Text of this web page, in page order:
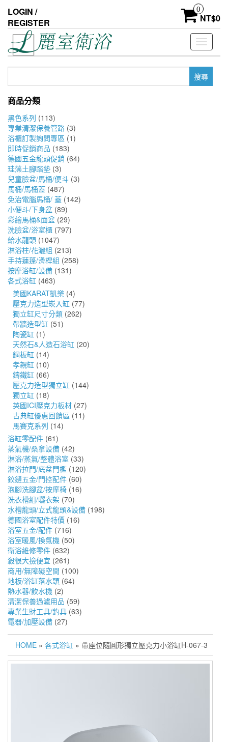
the
content
LOGIN /
REGISTER
0
NT$0
Toggle
鍵
商品分類
黑色系列 (113)
專業清潔保養管路 (3)
浴櫃訂製詢問專區 (1)
即時促銷商品 (183)
德國五金龍頭促銷 (64)
珪藻土腳踏墊 (3)
兒童臉盆/馬桶/便斗 (3)
馬桶/馬桶蓋 (487)
免治電腦馬桶/ 蓋 (142)
小便斗/下身盆 (89)
彩繪馬桶&面盆 (29)
洗臉盆/浴室櫃 (797)
給水龍頭 (1047)
淋浴柱/花灑組 (213)
手持蓮蓬/滑桿組 (258)
按摩浴缸/設備 (131)
各式浴缸 (463)
美國KARAT凱樂 (4)
壓克力造型崁入缸 (77)
獨立缸尺寸分類 (262)
帶牆造型缸 (51)
陶瓷缸 (1)
天然石&人造石浴缸 (20)
鋼板缸 (14)
孝親缸 (10)
鑄鐵缸 (66)
壓克力造型獨立缸 (144)
獨立缸 (18)
英國ICI壓克力板材 (27)
古典缸優惠回饋區 (11)
馬賽克系列 (14)
浴缸零配件 (61)
蒸氣機/桑拿設備 (42)
淋浴/蒸氣/整體浴室 (33)
淋浴拉門/底盆門檻 (120)
鉸鏈五金/門控配件 (60)
泡腳洗腳盆/按摩椅 (16)
洗衣槽組/曬衣架 (70)
水槽龍頭/立式龍頭&設備 (198)
德國浴室配件特價 (16)
浴室五金/配件 (716)
浴室暖風/換氣機 (50)
衛浴維修零件 (632)
殺很大撿便宜 (261)
商用/無障礙空間 (100)
地板/浴缸落水頭 (64)
熱水器/飲水機 (2)
清潔保養過濾用品 (59)
專業生財工具/釣具 (63)
電器/加壓設備 (27)
HOME » 各式浴缸 » 帶座位隨圓形獨立壓克力小浴缸H-067-3